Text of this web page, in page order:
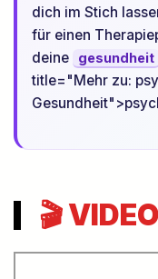
dich im Stich
für einen
deine
gesundheit
title="Mehr zu:
🎬 VIDEO